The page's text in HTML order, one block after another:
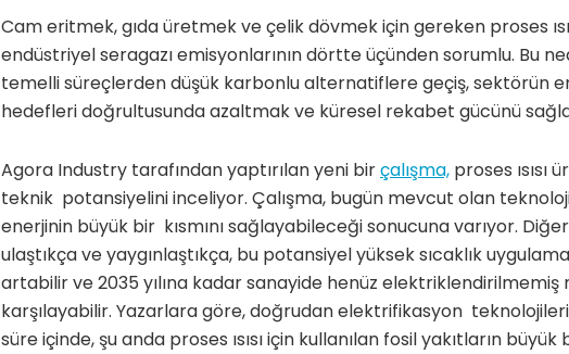
Cam eritmek, gıda üretmek ve çelik dövmek için gereken proses
endüstriyel seragazı emisyonlarının dörtte üçünden sorumlu. Bu
temelli süreçlerden düşük karbonlu alternatiflere geçiş, sektörün
hedefleri doğrultusunda azaltmak ve küresel rekabet gücünü
Agora Industry tarafından yaptırılan yeni birçalışma, proses
teknik potansiyelini inceliyor. Çalışma, bugün mevcut olan
enerjinin büyük bir kısmını sağlayabileceği sonucuna varıyor.
ulaştıkça ve yaygınlaştıkça, bu potansiyel yüksek sıcaklık
artabilir ve 2035 yılına kadar sanayide henüz elektriklendirilmemiş
karşılayabilir. Yazarlara göre, doğrudan elektrifikasyon
süre içinde, şu anda proses ısısı için kullanılan fosil yakıtların büyük